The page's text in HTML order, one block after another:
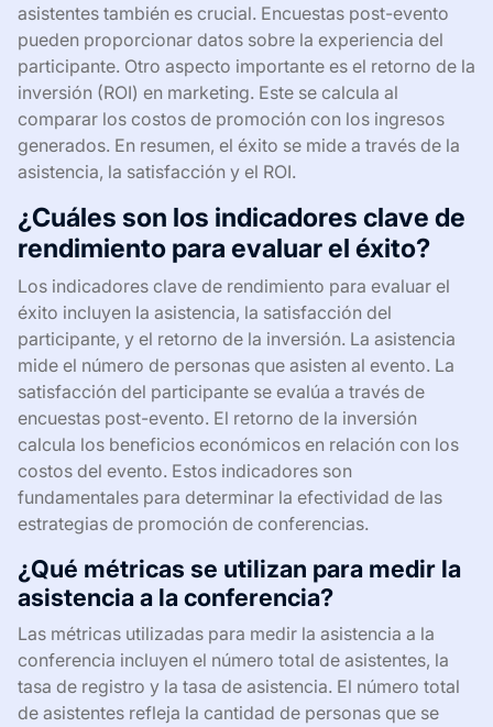
asistentes también es crucial. Encuestas post-evento
pueden proporcionar datos sobre la experiencia del
participante. Otro aspecto importante es el retorno de la
inversión (ROI) en marketing. Este se calcula al
comparar los costos de promoción con los ingresos
generados. En resumen, el éxito se mide a través de la
asistencia, la satisfacción y el ROI.
¿Cuáles son los indicadores clave de
rendimiento para evaluar el éxito?
Los indicadores clave de rendimiento para evaluar el
éxito incluyen la asistencia, la satisfacción del
participante, y el retorno de la inversión. La asistencia
mide el número de personas que asisten al evento. La
satisfacción del participante se evalúa a través de
encuestas post-evento. El retorno de la inversión
calcula los beneficios económicos en relación con los
costos del evento. Estos indicadores son
fundamentales para determinar la efectividad de las
estrategias de promoción de conferencias.
¿Qué métricas se utilizan para medir la
asistencia a la conferencia?
Las métricas utilizadas para medir la asistencia a la
conferencia incluyen el número total de asistentes, la
tasa de registro y la tasa de asistencia. El número total
de asistentes refleja la cantidad de personas que se